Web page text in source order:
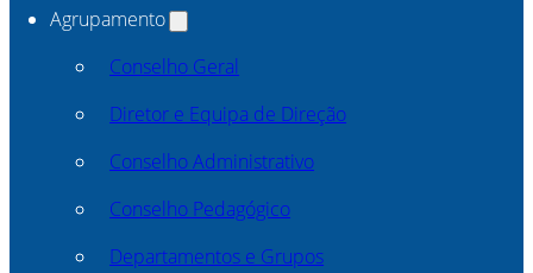
Agrupamento
Conselho Geral
Diretor e Equipa de Direção
Conselho Administrativo
Conselho Pedagógico
Departamentos e Grupos